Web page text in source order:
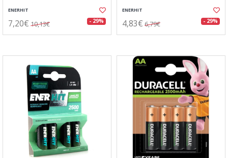
ENERHIT
7,20€ 10,13€ - 29%
ENERHIT
4,83€ 6,79€ - 29%